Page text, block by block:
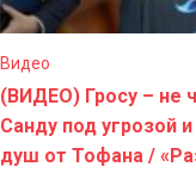
Видео
(ВИДЕО) Гросу – не
Санду под угрозой
душ от Тофана /